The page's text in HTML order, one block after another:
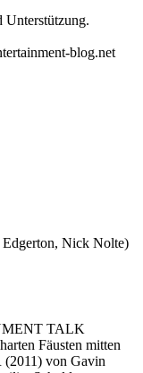
Unterstützung.
blog.net
Nick Nolte)
TALK
Fäusten mitten
von Gavin